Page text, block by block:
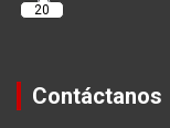
20
Contáctanos